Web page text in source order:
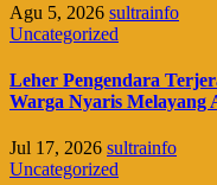
Agu 5, 2026 sultrainfo
Uncategorized
Leher Pengendara
Warga Nyaris Melayang
Jul 17, 2026 sultrainfo
Uncategorized